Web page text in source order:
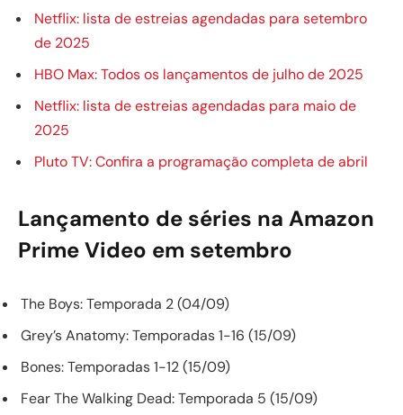
Netflix: lista de estreias agendadas para setembro
de 2025
HBO Max: Todos os lançamentos de julho de 2025
Netflix: lista de estreias agendadas para maio de
2025
Pluto TV: Confira a programação completa de abril
Lançamento de séries na Amazon
Prime Video em setembro
The Boys: Temporada 2 (04/09)
Grey’s Anatomy: Temporadas 1-16 (15/09)
Bones: Temporadas 1-12 (15/09)
Fear The Walking Dead: Temporada 5 (15/09)